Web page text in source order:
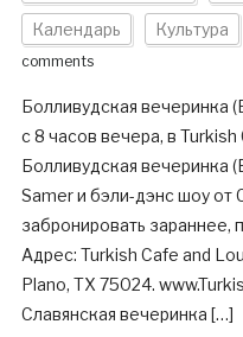
Календарь Культура
comments
Болливудская вечеринка
с 8 часов вечера, в
Болливудская вечеринка
Samer и бэли-дэнс шоу от
забронировать зараннее,
Адрес: Turkish Cafe and
Plano, TX 75024.
Славянская вечеринка […]